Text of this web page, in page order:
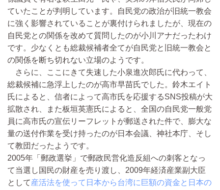
ていたことが判明しています。自民党の政治が旧統一教会
に強く影響されていることが裏付けられましたが、現在の
自民党との関係を改めて質問したのが小川アナだったわけ
です。少なくとも総裁候補者全てが自民党と旧統一教会と
の関係を断ち切れない立場のようです。
さらに、ここにきて失速した小泉進次郎氏に代わって、
総裁候補に急浮上したのが高市早苗氏でした。鈴木エイト
氏によると、信者によって高市氏を応援するSNS投稿が大
拡散され、また板垣英憲氏によると、全国の自民党一般党
員に高市氏の宣伝リーフレットが郵送された件で、膨大な
量の送付作業を受け持ったのが日本会議、神社本庁、そし
て教団だったようです。
2005年「郵政選挙」で郵政民営化造反組への刺客となっ
て当選し国民の財産を売り渡し、2009年経済産業副大臣
として産活法を使って日本から台湾に巨額の資金と日本の